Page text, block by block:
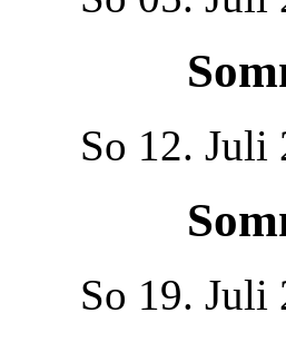
So 12. Juli
So 19. Juli